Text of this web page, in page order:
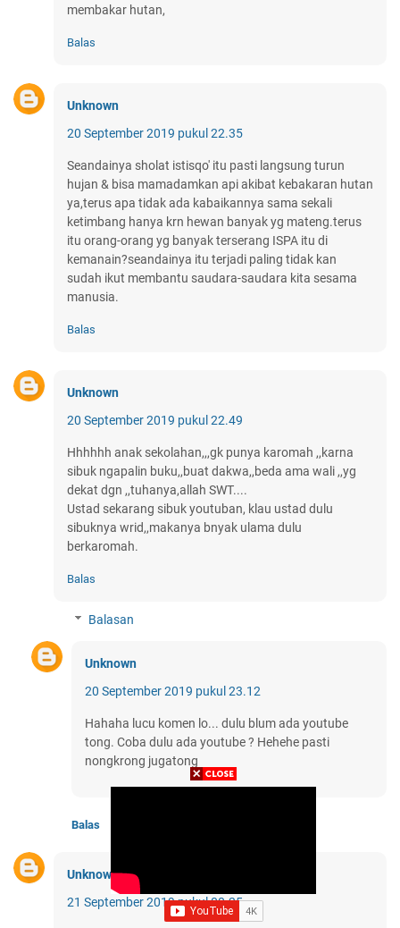
membakar hutan,
Balas
Unknown
20 September 2019 pukul 22.35
Seandainya sholat istisqo' itu pasti langsung turun
hujan & bisa mamadamkan api akibat kebakaran hutan
ya,terus apa tidak ada kabaikannya sama sekali
ketimbang hanya krn hewan banyak yg mateng.terus
itu orang-orang yg banyak terserang ISPA itu di
kemanain?seandainya itu terjadi paling tidak kan
sudah ikut membantu saudara-saudara kita sesama
manusia.
Balas
Unknown
20 September 2019 pukul 22.49
Hhhhhh anak sekolahan,,,gk punya karomah ,,karna
sibuk ngapalin buku,,buat dakwa,,beda ama wali ,,yg
dekat dgn ,,tuhanya,allah SWT....
Ustad sekarang sibuk youtuban, klau ustad dulu
sibuknya wrid,,makanya bnyak ulama dulu
berkaromah.
Balas
Balasan
Unknown
20 September 2019 pukul 23.12
Hahaha lucu komen lo... dulu blum ada youtube
tong. Coba dulu ada youtube ? Hehehe pasti
nongkrong jugatong
Balas
Unknown
21 September 2019 pukul 00.25